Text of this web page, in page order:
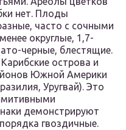
нет. Плоды
часто с сочными
округлые, 1,7-
черные, блестящие.
острова и
Южной Америки
Уругвай). Это
демонстрируют
гвоздичные.